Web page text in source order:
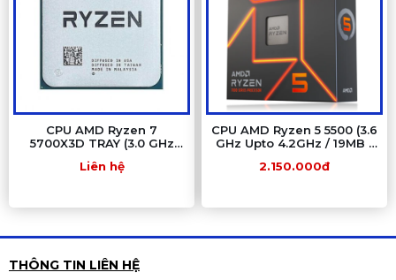
CPU AMD Ryzen 7
5700X3D TRAY (3.0 GHz
Threads | 96 MB Cache)
Liên hệ
CPU AMD Ryzen 5 5500 (3.6
GHz Upto 4.2GHz / 19MB /
/ Socket AM4)
2.150.000đ
THÔNG TIN LIÊN HỆ